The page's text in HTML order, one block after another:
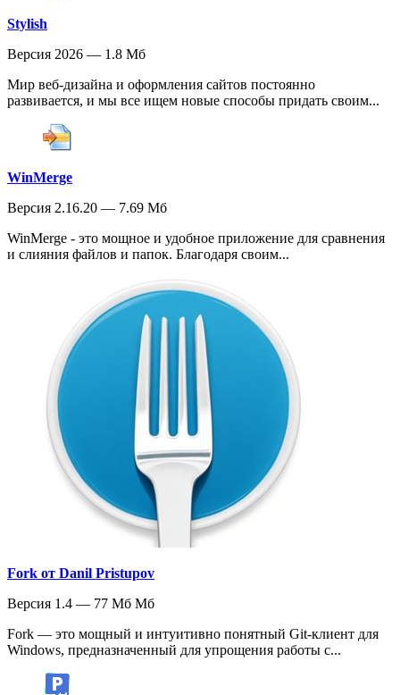
Stylish
Версия 2026 — 1.8 Мб
Мир веб-дизайна и оформления сайтов постоянно
развивается, и мы все ищем новые способы придать своим...
WinMerge
Версия 2.16.20 — 7.69 Мб
WinMerge - это мощное и удобное приложение для сравнения
и слияния файлов и папок. Благодаря своим...
Fork от Danil Pristupov
Версия 1.4 — 77 Мб Мб
Fork — это мощный и интуитивно понятный Git-клиент для
Windows, предназначенный для упрощения работы с...